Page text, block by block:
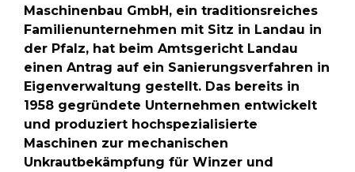
Maschinenbau GmbH, ein traditionsreiches
Familienunternehmen mit Sitz in Landau in
der Pfalz, hat beim Amtsgericht Landau
einen Antrag auf ein Sanierungsverfahren in
Eigenverwaltung gestellt. Das bereits in
1958 gegründete Unternehmen entwickelt
und produziert hochspezialisierte
Maschinen zur mechanischen
Unkrautbekämpfung für Winzer und